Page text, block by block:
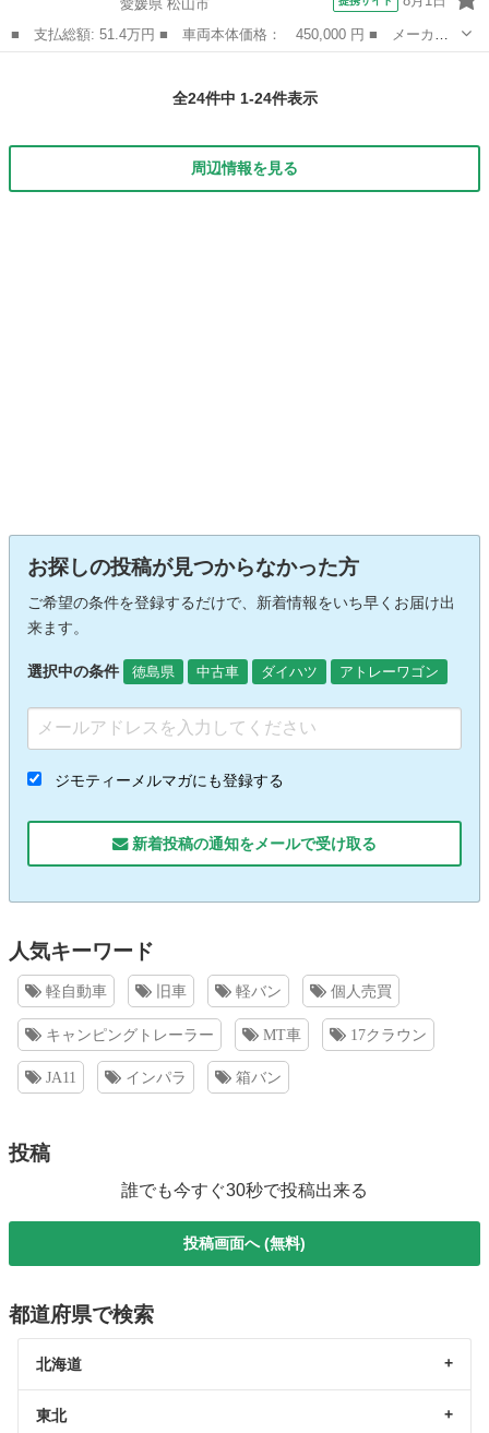
愛媛県 松山市
■ 支払総額: 51.4万円 ■ 車両本体価格： 450,000 円 ■ メーカー
名： ダイハツ ■ 車種名： アトレーワゴン ■ グレード名： カ
全24件中 1-24件表示
周辺情報を見る
お探しの投稿が見つからなかった方
ご希望の条件を登録するだけで、新着情報をいち早くお届け出
来ます。
選択中の条件 徳島県 中古車 ダイハツ アトレーワゴン
ジモティーメルマガにも登録する
新着投稿の通知をメールで受け取る
人気キーワード
軽自動車 旧車 軽バン 個人売買
キャンピングトレーラー MT車 17クラウン
JA11 インパラ 箱バン
投稿
誰でも今すぐ30秒で投稿出来る
投稿画面へ (無料)
都道府県で検索
北海道
東北